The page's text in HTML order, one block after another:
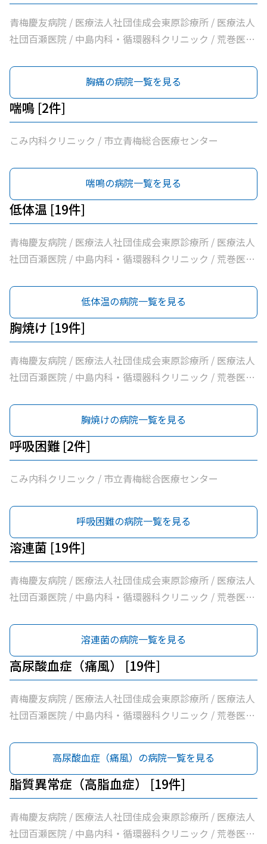
社団片平医院 / なごみクリニック / こみ内科クリニック /
やすらぎ在宅診療所 / 市立青梅総合医療センター / 医療法
人社団和風会多摩リハビリテーション病院
青梅慶友病院 / 医療法人社団佳成会東原診療所 / 医療法人
社団百瀬医院 / 中島内科・循環器科クリニック / 荒巻医院
三清会青梅かすみ台クリニック / 医療法人社団向日葵清心
会ひまわり在宅診療所 / 坂元医院 / 吉野医院 / 医療法人社
団亀生会丹生クリニック / 河辺駅前クリニック / 医療法人
社団片平医院 / なごみクリニック / こみ内科クリニック /
やすらぎ在宅診療所 / 市立青梅総合医療センター / 医療法
胸痛の病院一覧を見る
喘鳴 [2件]
こみ内科クリニック / 市立青梅総合医療センター
喘鳴の病院一覧を見る
低体温 [19件]
青梅慶友病院 / 医療法人社団佳成会東原診療所 / 医療法人
社団百瀬医院 / 中島内科・循環器科クリニック / 荒巻医院
三清会青梅かすみ台クリニック / 医療法人社団向日葵清心
会ひまわり在宅診療所 / 坂元医院 / 吉野医院 / 医療法人社
団亀生会丹生クリニック / 河辺駅前クリニック / 医療法人
社団片平医院 / なごみクリニック / こみ内科クリニック /
やすらぎ在宅診療所 / 市立青梅総合医療センター / 医療法
人社団和風会多摩リハビリテーション病院
低体温の病院一覧を見る
胸焼け [19件]
青梅慶友病院 / 医療法人社団佳成会東原診療所 / 医療法人
社団百瀬医院 / 中島内科・循環器科クリニック / 荒巻医院
三清会青梅かすみ台クリニック / 医療法人社団向日葵清心
会ひまわり在宅診療所 / 坂元医院 / 吉野医院 / 医療法人社
団亀生会丹生クリニック / 河辺駅前クリニック / 医療法人
社団片平医院 / なごみクリニック / こみ内科クリニック /
やすらぎ在宅診療所 / 市立青梅総合医療センター / 医療法
胸焼けの病院一覧を見る
呼吸困難 [2件]
こみ内科クリニック / 市立青梅総合医療センター
呼吸困難の病院一覧を見る
溶連菌 [19件]
青梅慶友病院 / 医療法人社団佳成会東原診療所 / 医療法人
社団百瀬医院 / 中島内科・循環器科クリニック / 荒巻医院
三清会青梅かすみ台クリニック / 医療法人社団向日葵清心
会ひまわり在宅診療所 / 坂元医院 / 吉野医院 / 医療法人社
団亀生会丹生クリニック / 河辺駅前クリニック / 医療法人
社団片平医院 / なごみクリニック / こみ内科クリニック /
やすらぎ在宅診療所 / 市立青梅総合医療センター / 医療法
人社団和風会多摩リハビリテーション病院
溶連菌の病院一覧を見る
高尿酸血症（痛風） [19件]
青梅慶友病院 / 医療法人社団佳成会東原診療所 / 医療法人
社団百瀬医院 / 中島内科・循環器科クリニック / 荒巻医院
三清会青梅かすみ台クリニック / 医療法人社団向日葵清心
会ひまわり在宅診療所 / 坂元医院 / 吉野医院 / 医療法人社
団亀生会丹生クリニック / 河辺駅前クリニック / 医療法人
社団片平医院 / なごみクリニック / こみ内科クリニック /
やすらぎ在宅診療所 / 市立青梅総合医療センター / 医療法
人社団和風会多摩リハビリテーション病院
高尿酸血症（痛風）の病院一覧を見る
脂質異常症（高脂血症） [19件]
青梅慶友病院 / 医療法人社団佳成会東原診療所 / 医療法人
社団百瀬医院 / 中島内科・循環器科クリニック / 荒巻医院